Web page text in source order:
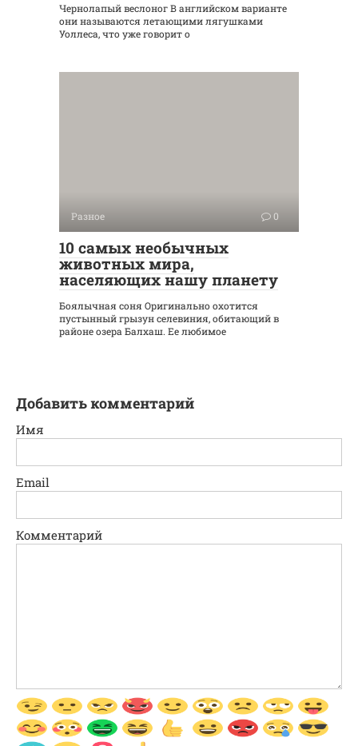
Чернолапый веслоног В английском варианте
они называются летающими лягушками
Уоллеса, что уже говорит о
Разное 0
10 самых необычных
животных мира,
населяющих нашу планету
Боялычная соня Оригинально охотится
пустынный грызун селевиния, обитающий в
районе озера Балхаш. Ее любимое
Добавить комментарий
Имя
Email
Комментарий